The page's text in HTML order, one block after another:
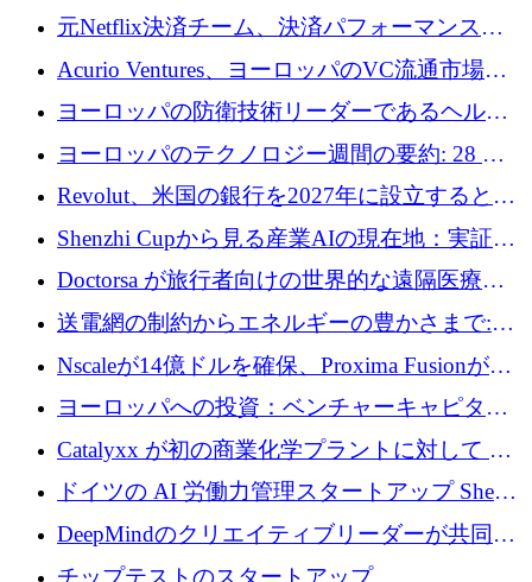
適化プラットフォームを拡張するために 600
万ユーロを調達
元Netflix決済チーム、決済パフォーマンスプ
ラットフォームNopanのためにこれまでに720
万ユーロを調達
Acurio Ventures、ヨーロッパのVC流通市場の
流動性を解放するために1億1,500万ユーロの
ファンドを立ち上げる
ヨーロッパの防衛技術リーダーであるヘルシ
ングは、180億ドルの評価額で18億ドルのシリ
ヨーロッパのテクノロジー週間の要約: 28 億
ユーロを超える 70 以上のテクノロジー資金調
Revolut、米国の銀行を2027年に設立すると米
国の社長が語る
Shenzhi Cupから見る産業AIの現在地：実証と
産業実装への道筋
Doctorsa が旅行者向けの世界的な遠隔医療プ
ラットフォームを拡大するために 100 万ユー
ロを調達
送電網の制約からエネルギーの豊かさまで:
Envision の Gobi X がヨーロッパの AI の未来
にどのように貢献できるか
Nscaleが14億ドルを確保、Proxima Fusionが4
億1,100万ユーロを獲得、Invest EuropeはVCの
ヨーロッパへの投資：ベンチャーキャピタル
が過去2番目に高い水準に到達
Catalyxx が初の商業化学プラントに対して EU
から 2,000 万ユーロ以上の支援を獲得
ドイツの AI 労働力管理スタートアップ Sherpa
がプレシードで 220 万ドルを調達
DeepMindのクリエイティブリーダーが共同設
立したAIライティングのスタートアップが
チップテストのスタートアップ